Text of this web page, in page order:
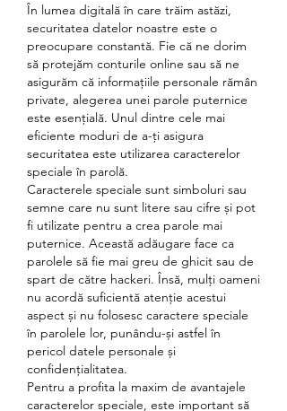
În lumea digitală în care trăim astăzi,
securitatea datelor noastre este o
preocupare constantă. Fie că ne dorim
să protejăm conturile online sau să ne
asigurăm că informațiile personale rămân
private, alegerea unei parole puternice
este esențială. Unul dintre cele mai
eficiente moduri de a-ți asigura
securitatea este utilizarea caracterelor
speciale în parolă.
Caracterele speciale sunt simboluri sau
semne care nu sunt litere sau cifre și pot
fi utilizate pentru a crea parole mai
puternice. Această adăugare face ca
parolele să fie mai greu de ghicit sau de
spart de către hackeri. Însă, mulți oameni
nu acordă suficientă atenție acestui
aspect și nu folosesc caractere speciale
în parolele lor, punându-și astfel în
pericol datele personale și
confidențialitatea.
Pentru a profita la maxim de avantajele
caracterelor speciale, este important să